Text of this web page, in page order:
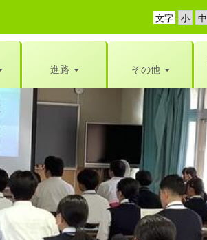
文字
進路 その他